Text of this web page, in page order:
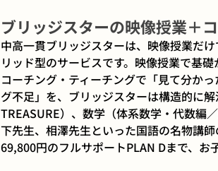
ブリッジスターの映像授業＋
中高一貫ブリッジスターは、映像授業だ
リッド型のサービスです。映像授業で基
コーチング・ティーチングで「見て分か
グ不足」を、ブリッジスターは構造的に
TREASURE）、数学（体系数学・代数編
下先生、相澤先生といった国語の名物講
69,800円のフルサポートPLAN Dまで、お